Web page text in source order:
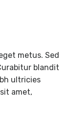
metus. Sed
blandit
ultricies
amet,